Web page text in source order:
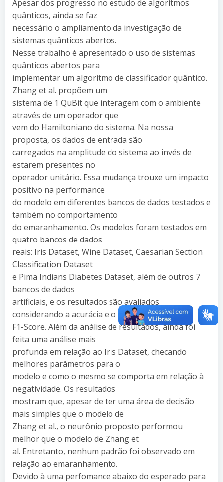
Apesar dos progresso no estudo de algorítmos
quânticos, ainda se faz
necessário o ampliamento da investigação de
sistemas quânticos abertos.
Nesse trabalho é apresentado o uso de sistemas
quânticos abertos para
implementar um algorítmo de classificador quântico.
Zhang et al. propõem um
sistema de 1 QuBit que interagem com o ambiente
através de um operador que
vem do Hamiltoniano do sistema. Na nossa
proposta, os dados de entrada são
carregados na amplitude do sistema ao invés de
estarem presentes no
operador unitário. Essa mudança trouxe um impacto
positivo na performance
do modelo em diferentes bancos de dados testados e
também no comportamento
do emaranhamento. Os modelos foram testados em
quatro bancos de dados
reais: Iris Dataset, Wine Dataset, Caesarian Section
Classification Dataset
e Pima Indians Diabetes Dataset, além de outros 7
bancos de dados
artificiais, e os resultados são avaliados
considerando a acurácia e o
F1-Score. Além da análise de resultados, ainda foi
feita uma análise mais
profunda em relação ao Iris Dataset, checando
melhores parâmetros para o
modelo e como o mesmo se comporta em relação à
negatividade. Os resultados
mostram que, apesar de ter uma área de decisão
mais simples que o modelo de
Zhang et al., o neurônio proposto performou
melhor que o modelo de Zhang et
al. Entretanto, nenhum padrão foi observado em
relação ao emaranhamento.
Devido à uma perfomance abaixo do esperado para